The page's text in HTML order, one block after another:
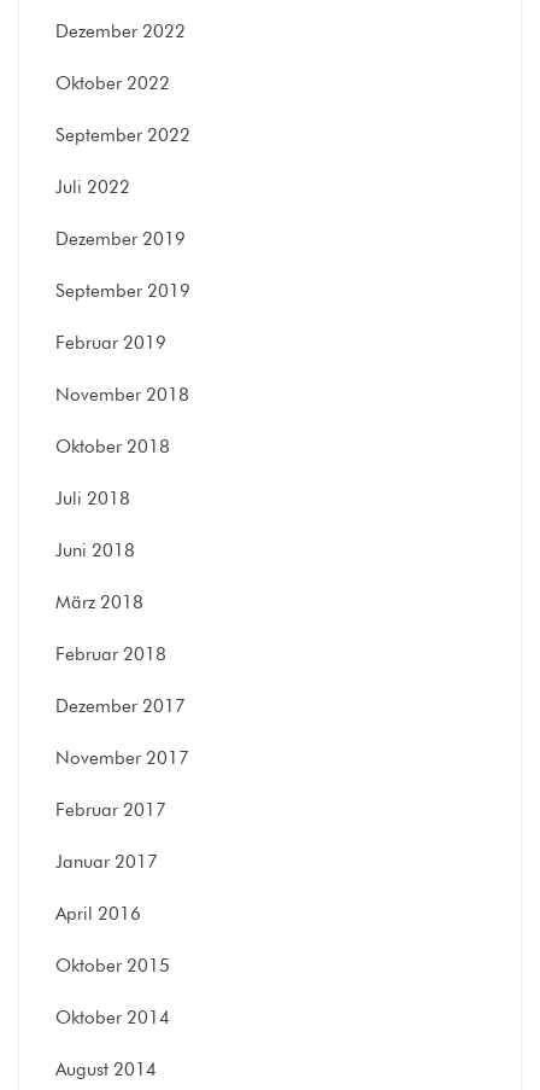
Dezember 2022
Oktober 2022
September 2022
Juli 2022
Dezember 2019
September 2019
Februar 2019
November 2018
Oktober 2018
Juli 2018
Juni 2018
März 2018
Februar 2018
Dezember 2017
November 2017
Februar 2017
Januar 2017
April 2016
Oktober 2015
Oktober 2014
August 2014